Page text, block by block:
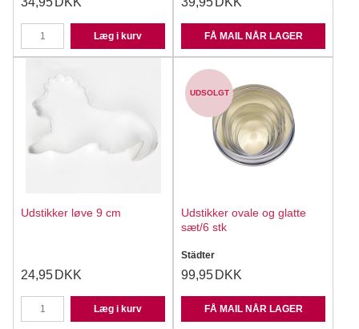
Læg i kurv FÅ MAIL NÅR LAGER
Udstikker løve 9 cm
24,95 DKK
Læg i kurv
UDSOLGT
Udstikker ovale og glatte
sæt/6 stk
Städter
99,95 DKK
FÅ MAIL NÅR LAGER